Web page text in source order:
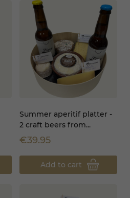
Summer aperitif platter -
2 craft beers from...
€39.95
Add to cart